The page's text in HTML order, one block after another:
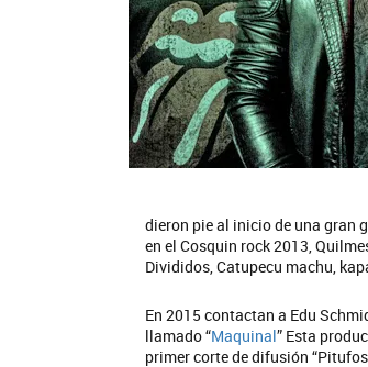
dieron pie al inicio de una gran
en el Cosquin rock 2013,
Divididos, Catupecu machu,
En 2015 contactan a Edu
llamado “Maquinal” Esta
primer corte de difusión